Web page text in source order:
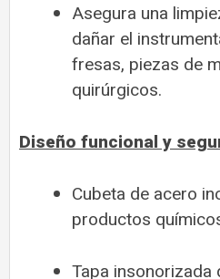
Asegura una
dañar el
fresas, piezas de
quirúrgicos.
Diseño funcional y
Cubeta de acero
productos
Tapa insonorizada